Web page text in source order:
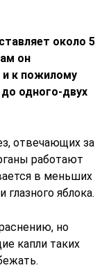
около 5
он
к пожилому
одного-двух
отвечающих за
работают
в меньших
глазного яблока.
но
капли таких